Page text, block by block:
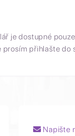
je dostupné
přihlašte do
Napište